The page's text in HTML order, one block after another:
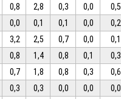
0,8 2,8 0,3 0,0 0,5
0,0 0,1 0,1 0,0 0,2
3,2 2,5 0,7 0,0 0,1
0,8 1,4 0,8 0,1 0,3
0,7 1,8 0,8 0,3 0,6
0,3 0,3 0,0 0,0 0,0